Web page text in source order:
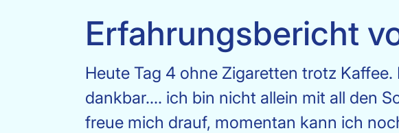
Erfahrungsbericht
Heute Tag 4 ohne Zigaretten trotz
dankbar.... ich bin nicht allein mit all den
freue mich drauf, momentan kann ich